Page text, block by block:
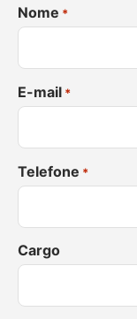
Nome *
E-mail *
Telefone *
Cargo